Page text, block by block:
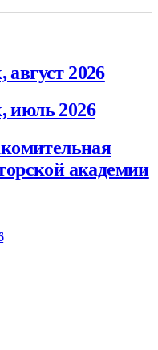
2026
июль 2026
академии